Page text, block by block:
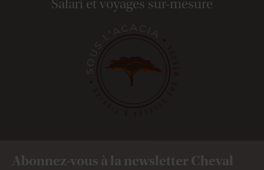
Safari et voyages sur-mesure
Abonnez-vous à la newsletter Cheval